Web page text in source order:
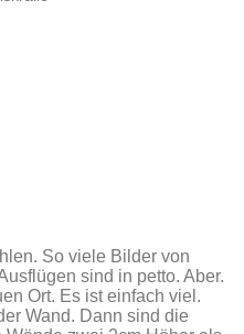
So viele Bilder von
sind in petto. Aber.
Ort. Es ist einfach viel.
Wand. Dann sind die